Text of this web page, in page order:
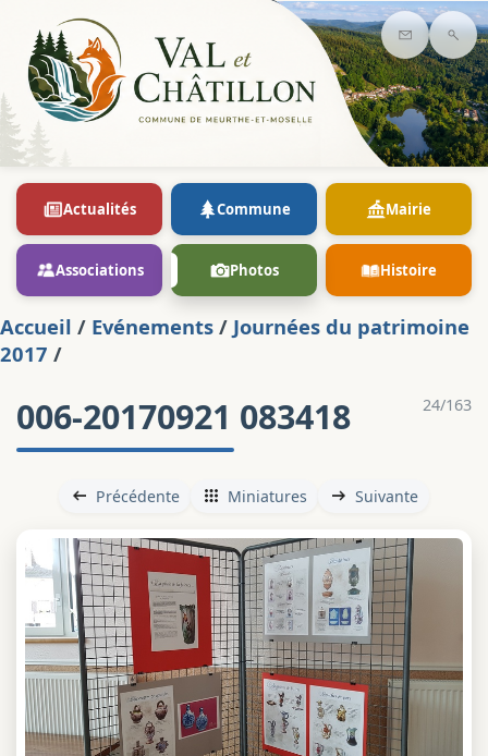
Contact
Actualités Commune Mairie
Associations Photos Histoire
Accueil / Evénements / Journées du patrimoine
2017 /
24/163
006-20170921 083418
Précédente Miniatures Suivante